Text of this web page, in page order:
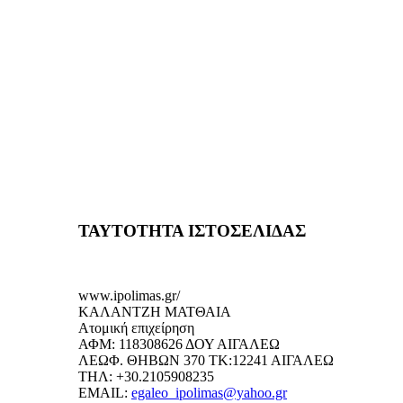
ΤΑΥΤΟΤΗΤΑ ΙΣΤΟΣΕΛΙΔΑΣ
www.ipolimas.gr/
ΚΑΛΑΝΤΖΗ ΜΑΤΘΑΙΑ
Ατομική επιχείρηση
ΑΦΜ: 118308626 ΔΟΥ ΑΙΓΑΛΕΩ
ΛΕΩΦ. ΘΗΒΩΝ 370 ΤΚ:12241 ΑΙΓΑΛΕΩ
ΤΗΛ: +30.2105908235
EMAIL: egaleo_ipolimas@yahoo.gr